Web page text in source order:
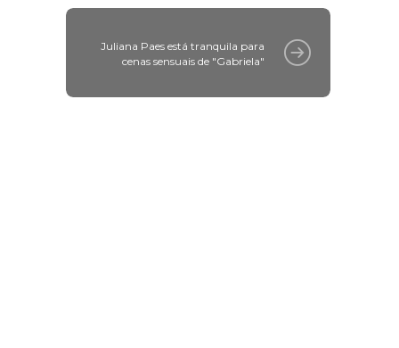
Juliana Paes está tranquila para
cenas sensuais de "Gabriela"